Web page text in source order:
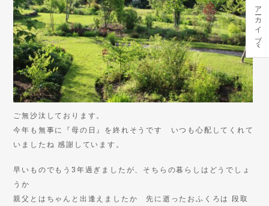
ご無沙汰しております。
今年も無事に『母の日』を終れそうです いつも心配してくれて
いましたね 感謝しています。
早いものでもう3年過ぎましたが、そちらの暮らしはどうでしょ
うか
親父とはちゃんと出逢えましたか 先に逝ったおふくろは 段取
アーカイブ